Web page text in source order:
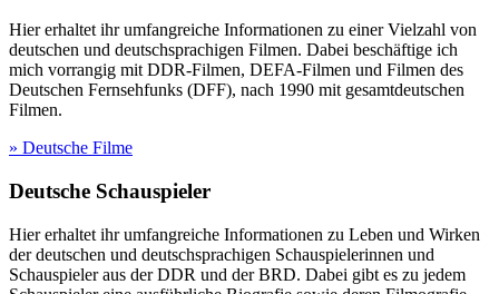
Hier erhaltet ihr umfangreiche Informationen zu einer Vielzahl von
deutschen und deutschsprachigen Filmen. Dabei beschäftige ich
mich vorrangig mit DDR-Filmen, DEFA-Filmen und Filmen des
Deutschen Fernsehfunks (DFF), nach 1990 mit gesamtdeutschen
Filmen.
» Deutsche Filme
Deutsche Schauspieler
Hier erhaltet ihr umfangreiche Informationen zu Leben und Wirken
der deutschen und deutschsprachigen Schauspielerinnen und
Schauspieler aus der DDR und der BRD. Dabei gibt es zu jedem